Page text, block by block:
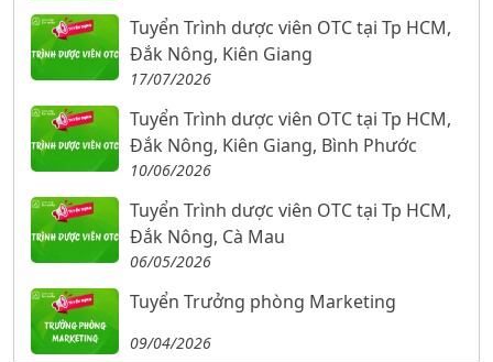
Tuyển Trình dược viên OTC tại Tp HCM,
Đắk Nông, Kiên Giang
17/07/2026
Tuyển Trình dược viên OTC tại Tp HCM,
Đắk Nông, Kiên Giang, Bình Phước
10/06/2026
Tuyển Trình dược viên OTC tại Tp HCM,
Đắk Nông, Cà Mau
06/05/2026
Tuyển Trưởng phòng Marketing
09/04/2026